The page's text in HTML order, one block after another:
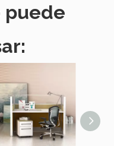
puede